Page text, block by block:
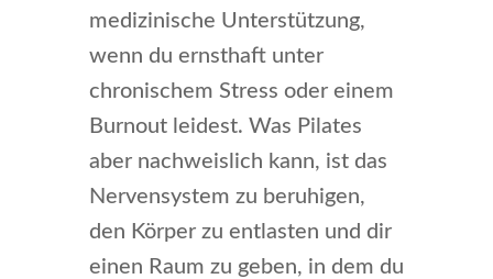
medizinische Unterstützung,
wenn du ernsthaft unter
chronischem Stress oder einem
Burnout leidest. Was Pilates
aber nachweislich kann, ist das
Nervensystem zu beruhigen,
den Körper zu entlasten und dir
einen Raum zu geben, in dem du